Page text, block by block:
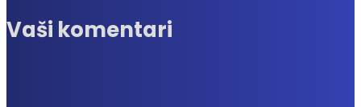
Vaši komentari